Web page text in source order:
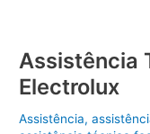
Assistência
Electrolux
Assistência,